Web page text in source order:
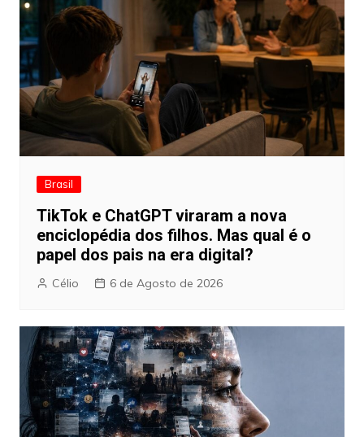
Brasil
TikTok e ChatGPT viraram a nova
enciclopédia dos filhos. Mas qual é o
papel dos pais na era digital?
Célio 6 de Agosto de 2026